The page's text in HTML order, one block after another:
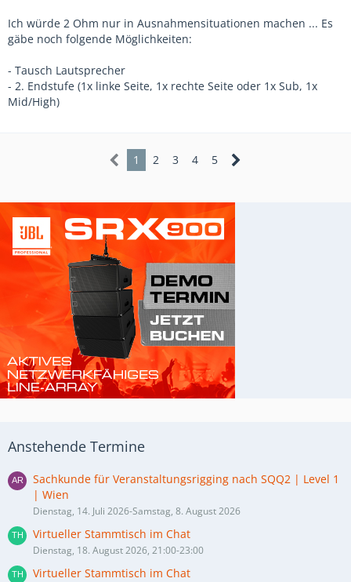
Ich würde 2 Ohm nur in Ausnahmensituationen machen ... Es
gäbe noch folgende Möglichkeiten:
- Tausch Lautsprecher
- 2. Endstufe (1x linke Seite, 1x rechte Seite oder 1x Sub, 1x
Mid/High)
1 2 3 4 5
Anstehende Termine
Sachkunde für Veranstaltungsrigging nach SQQ2 | Level 1
| Wien
Dienstag, 14. Juli 2026-Samstag, 8. August 2026
Virtueller Stammtisch im Chat
Dienstag, 18. August 2026, 21:00-23:00
Virtueller Stammtisch im Chat